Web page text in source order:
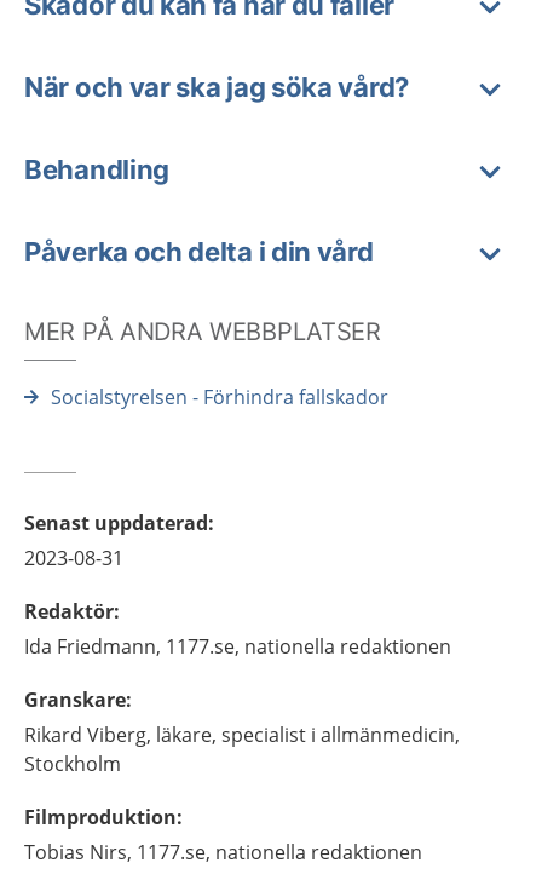
När och var ska jag söka vård?
Behandling
Påverka och delta i din vård
MER PÅ ANDRA WEBBPLATSER
Socialstyrelsen - Förhindra fallskador
Senast uppdaterad:
2023-08-31
Redaktör:
Ida Friedmann, 1177.se, nationella redaktionen
Granskare:
Rikard Viberg, läkare, specialist i allmänmedicin,
Stockholm
Filmproduktion:
Tobias Nirs, 1177.se, nationella redaktionen